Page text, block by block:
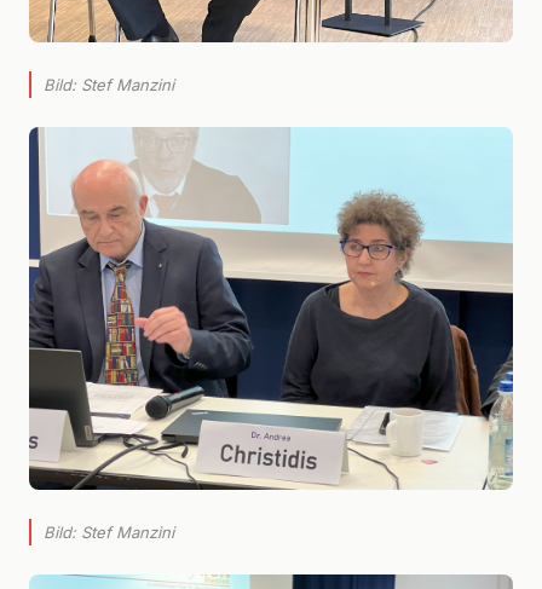
Bild: Stef Manzini
Bild: Stef Manzini